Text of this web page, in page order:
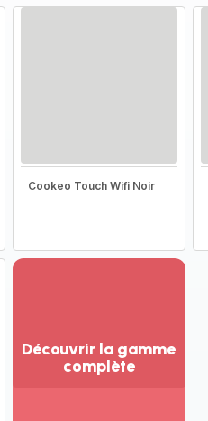
Cookeo Touch Wifi Noir
Découvrir la gamme
complète